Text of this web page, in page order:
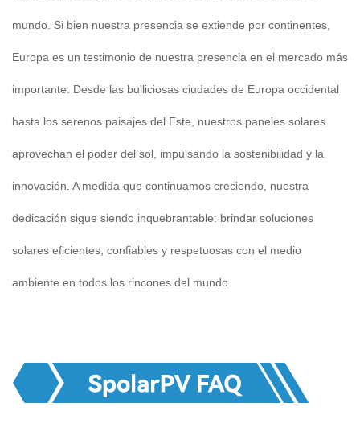
mundo. Si bien nuestra presencia se extiende por continentes,
Europa es un testimonio de nuestra presencia en el mercado más
importante. Desde las bulliciosas ciudades de Europa occidental
hasta los serenos paisajes del Este, nuestros paneles solares
aprovechan el poder del sol, impulsando la sostenibilidad y la
innovación. A medida que continuamos creciendo, nuestra
dedicación sigue siendo inquebrantable: brindar soluciones
solares eficientes, confiables y respetuosas con el medio
ambiente en todos los rincones del mundo.